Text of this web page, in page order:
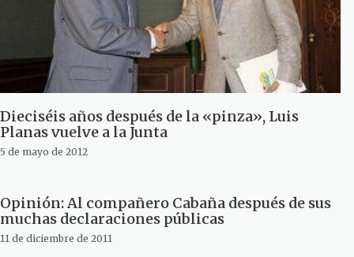
Dieciséis años después de la «pinza», Luis
Planas vuelve a la Junta
5 de mayo de 2012
Opinión: Al compañero Cabaña después de sus
muchas declaraciones públicas
11 de diciembre de 2011